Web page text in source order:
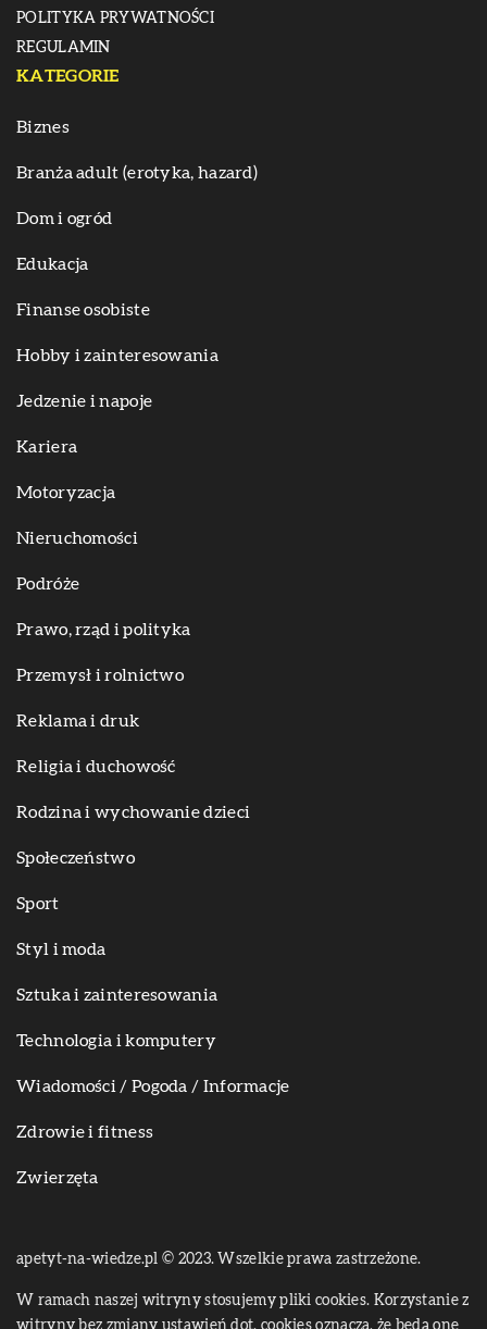
POLITYKA PRYWATNOŚCI
REGULAMIN
KATEGORIE
Biznes
Branża adult (erotyka, hazard)
Dom i ogród
Edukacja
Finanse osobiste
Hobby i zainteresowania
Jedzenie i napoje
Kariera
Motoryzacja
Nieruchomości
Podróże
Prawo, rząd i polityka
Przemysł i rolnictwo
Reklama i druk
Religia i duchowość
Rodzina i wychowanie dzieci
Społeczeństwo
Sport
Styl i moda
Sztuka i zainteresowania
Technologia i komputery
Wiadomości / Pogoda / Informacje
Zdrowie i fitness
Zwierzęta
apetyt-na-wiedze.pl © 2023. Wszelkie prawa zastrzeżone.
W ramach naszej witryny stosujemy pliki cookies. Korzystanie z